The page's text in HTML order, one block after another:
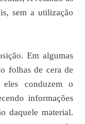
sem a utilização
Em algumas
folhas de cera de
eles conduzem o
informações
daquele material.